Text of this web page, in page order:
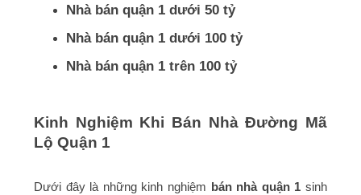
Nhà bán quận 1 dưới 50 tỷ
Nhà bán quận 1 dưới 100 tỷ
Nhà bán quận 1 trên 100 tỷ
Kinh Nghiệm Khi Bán Nhà Đường Mã
Lộ Quận 1
Dưới đây là những kinh nghiệm bán nhà quận 1 sinh